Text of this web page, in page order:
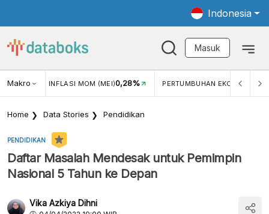
Indonesia
Masuk
Makro
MOM (MEI) 0,28% PERTUMBUHAN EKONOMI5,11%
Home Data Stories Pendidikan
PENDIDIKAN
Daftar Masalah Mendesak untuk Pemimpin
Nasional 5 Tahun ke Depan
Vika Azkiya Dihni